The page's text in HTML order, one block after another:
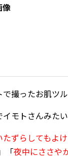
像
撮ったお肌ツ
モトさんみた
ずらしてもよ
」「夜中にささや